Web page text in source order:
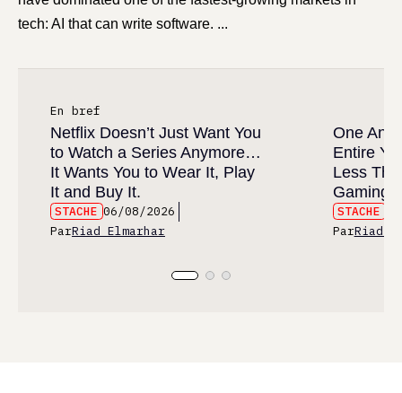
tech: AI that can write software. ...
En bref
Netflix Doesn’t Just Want You
to Watch a Series Anymore…
It Wants You to Wear It, Play
It and Buy It.
STACHE 06/08/2026
ParRiad Elmarhar
One
Entire
Less
Gaming
STACHE
ParRiad